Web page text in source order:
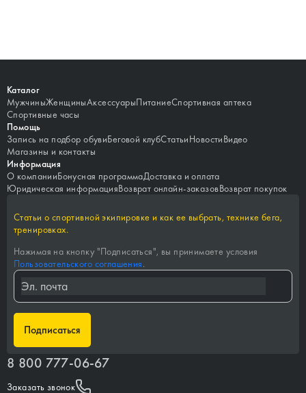
Каталог
МужчиныЖенщиныАксессуарыПитаниеСпортивная аптека
Спортивные часы
Помощь
Запись на подбор обувиБеговой клубСтатьиНовостиВидео
Магазины и контакты
Информация
О компанииБонусная программаДоставка и оплата
Юридическая информацияВозврат онлайн-заказовВозврат покупок
Статьи о спортивной экипировке и как ее выбрать, технике бега,
тренировках.
Нажимая на кнопку "Подписаться", вы принимаете условия
Пользовательского соглашения.
Подписаться
8 800 777-06-67
Заказать звонок